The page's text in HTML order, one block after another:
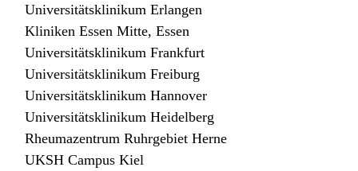
Universitätsklinikum Erlangen
Kliniken Essen Mitte, Essen
Universitätsklinikum Frankfurt
Universitätsklinikum Freiburg
Universitätsklinikum Hannover
Universitätsklinikum Heidelberg
Rheumazentrum Ruhrgebiet Herne
UKSH Campus Kiel